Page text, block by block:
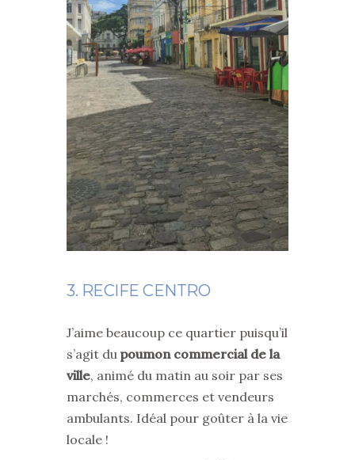
3. RECIFE CENTRO
J’aime beaucoup ce quartier puisqu’il
s’agit du poumon commercial de la
ville, animé du matin au soir par ses
marchés, commerces et vendeurs
ambulants. Idéal pour goûter à la vie
locale !